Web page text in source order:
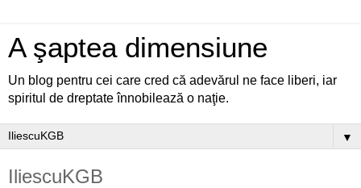
A şaptea dimensiune
Un blog pentru cei care cred că adevărul ne face liberi, iar
spiritul de dreptate înnobilează o naţie.
▼
IliescuKGB